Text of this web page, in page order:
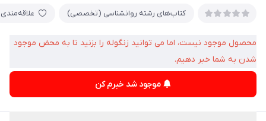
کتاب‌های رشته روانشناسی (تخصصی) علاقه‌مندی
محصول موجود نیست، اما می توانید زنگوله را بزنید تا به محض موجود
شدن به شما خبر دهیم.
موجود شد خبرم کن